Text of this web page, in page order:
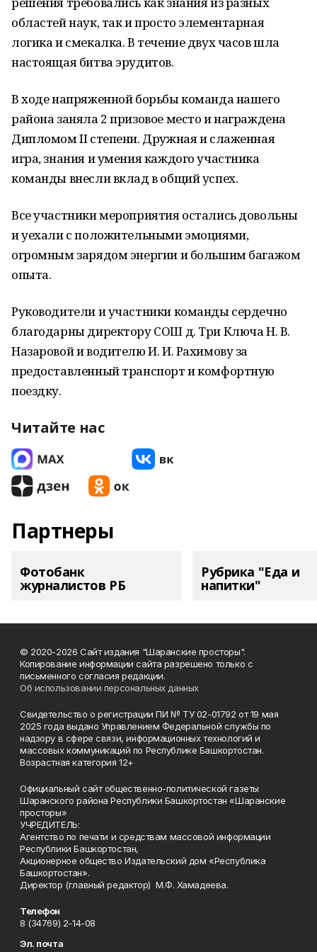
областей наук, так и просто элементарная
логика и смекалка. В течение двух часов шла
настоящая битва эрудитов.
В ходе напряженной борьбы команда нашего
района заняла 2 призовое место и награждена
Дипломом ІІ степени. Дружная и слаженная
игра, знания и умения каждого участника
команды внесли вклад в общий успех.
Все участники мероприятия остались довольны
и уехали с положительными эмоциями,
огромным зарядом энергии и большим багажом
опыта.
Руководители и участники команды сердечно
благодарны директору СОШ д. Три Ключа Н. В.
Назаровой и водителю И. И. Рахимову за
предоставленный транспорт и комфортную
поездку.
Читайте нас
Партнеры
Фотобанк
журналистов РБ
Рубрика "Еда и
напитки"
© 2020-2026 Сайт издания "Шаранские просторы".
Копирование информации сайта разрешено только с
письменного согласия редакции.
Об использовании персональных данных
Свидетельство о регистрации ПИ № ТУ 02-01792 от 19 мая
2025 года выдано Управлением Федеральной службы по
надзору в сфере связи, информационных технологий и
массовых коммуникаций по Республике Башкортостан.
Возрастная категория 12+
Официальный сайт общественно-политической газеты
Шаранского района Республики Башкортостан «Шаранские
просторы»
УЧРЕДИТЕЛЬ:
Агентство по печати и средствам массовой информации
Республики Башкортостан,
Акционерное общество Издательский дом «Республика
Башкортостан».
Директор (главный редактор) М.Ф. Хамадеева.
Телефон
8 (34769) 2-14-08
Эл. почта